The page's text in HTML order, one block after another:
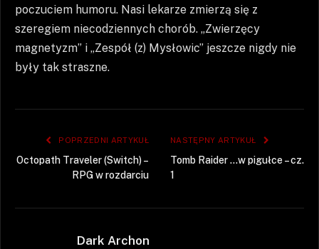
poczuciem humoru. Nasi lekarze zmierzą się z
szeregiem niecodziennych chorób. „Zwierzęcy
magnetyzm” i „Zespół (z) Mysłowic” jeszcze nigdy nie
były tak straszne.
POPRZEDNI ARTYKUŁ
Octopath Traveler (Switch) –
RPG w rozdarciu
NASTĘPNY ARTYKUŁ
Tomb Raider …w pigułce – cz.
1
Dark Archon